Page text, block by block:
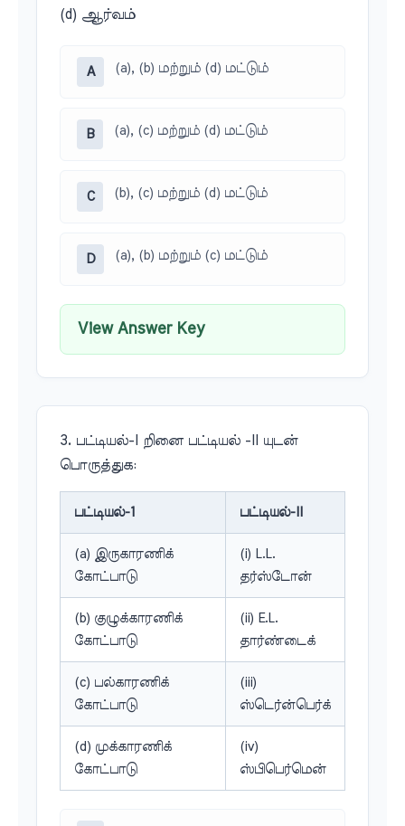
(d) ஆர்வம்
A (a), (b) மற்றும் (d) மட்டும்
B (a), (c) மற்றும் (d) மட்டும்
C (b), (c) மற்றும் (d) மட்டும்
D (a), (b) மற்றும் (c) மட்டும்
View Answer Key
3. பட்டியல்-I றினை பட்டியல் -II யுடன்
பொருத்துக:
பட்டியல்-1 பட்டியல்-II
(a) இருகாரணிக்
கோட்பாடு
(i) L.L.
தர்ஸ்டோன்
(b) குழுக்காரணிக்
கோட்பாடு
(ii) E.L.
தார்ண்டைக்
(c) பல்காரணிக்
கோட்பாடு
(iii)
ஸ்டெர்ன்பெர்க்
(d) முக்காரணிக்
கோட்பாடு
(iv)
ஸ்பிபெர்மென்